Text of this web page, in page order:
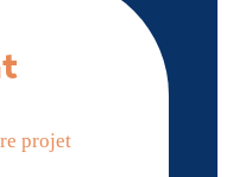
projet